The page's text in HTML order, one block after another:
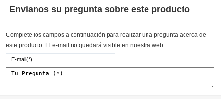
Envianos su pregunta sobre este producto
Complete los campos a continuación para realizar una pregunta acerca de
este producto. El e-mail no quedará visible en nuestra web.